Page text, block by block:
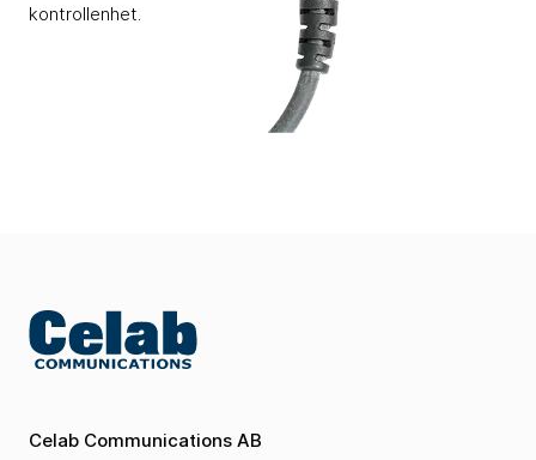
kontrollenhet.
Celab Communications AB